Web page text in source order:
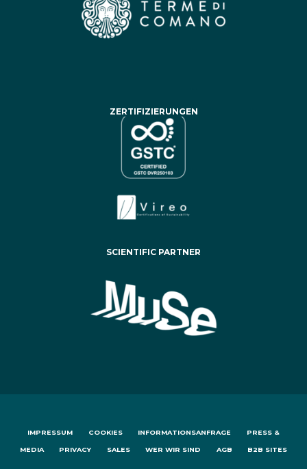
ZERTIFIZIERUNGEN
SCIENTIFIC PARTNER
IMPRESSUM COOKIES INFORMATIONSANFRAGE PRESS &
MEDIA PRIVACY SALES WER WIR SIND AGB B2B SITES